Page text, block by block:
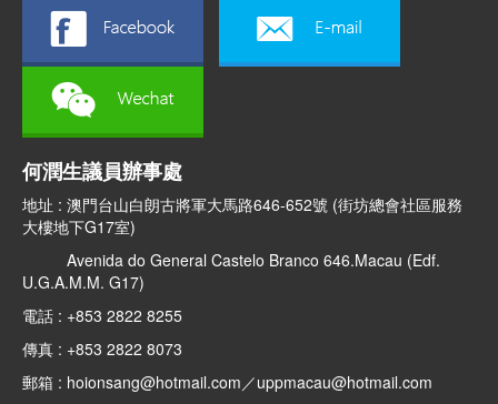
何潤生議員辦事處
地址 : 澳門台山白朗古將軍大馬路646-652號 (街坊總會社區服務
大樓地下G17室)
Avenida do General Castelo Branco 646.Macau (Edf.
U.G.A.M.M. G17)
電話 : +853 2822 8255
傳真 : +853 2822 8073
郵箱 : hoionsang@hotmail.com／uppmacau@hotmail.com